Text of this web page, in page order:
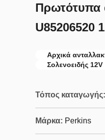
Πρωτότυπα
U85206520
Αρχικά
Σολενοειδής 12V
Τόπος καταγωγής:
Μάρκα: Perkins